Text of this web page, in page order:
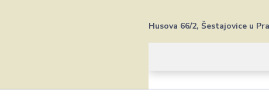
Husova 66/2, Šestajovice u